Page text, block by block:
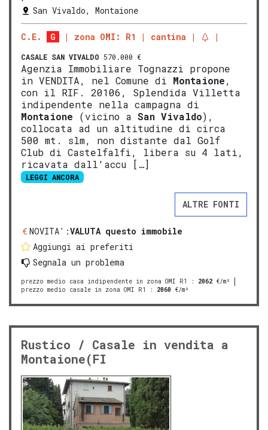
San Vivaldo, Montaione
C.E. G zona OMI: R1 cantina
CASALE SAN VIVALDO 570.000 €
Agenzia Immobiliare Tognazzi propone
in VENDITA, nel Comune di Montaione,
con il RIF. 20106, Splendida Villetta
indipendente nella campagna di
Montaione (vicino a San Vivaldo),
collocata ad un altitudine di circa
500 mt. slm, non distante dal Golf
Club di Castelfalfi, libera su 4 lati,
ricavata dall'accu […]
LEGGI ANCORA
ALTRE FONTI
NOVITA':VALUTA questo immobile
Aggiungi ai preferiti
Segnala un problema
prezzo medio casa indipendente in zona OMI R1 : 2062 €/m²
prezzo medio casale in zona OMI R1
: 2060 €/m²
Rustico / Casale in vendita a
Montaione(FI